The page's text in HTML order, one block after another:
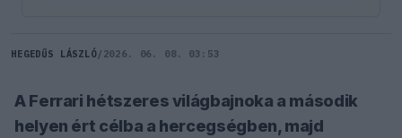
HEGEDŰS LÁSZLÓ/ 2026. 06. 08. 03:53
A Ferrari hétszeres világbajnoka a második
helyen ért célba a hercegségben, majd